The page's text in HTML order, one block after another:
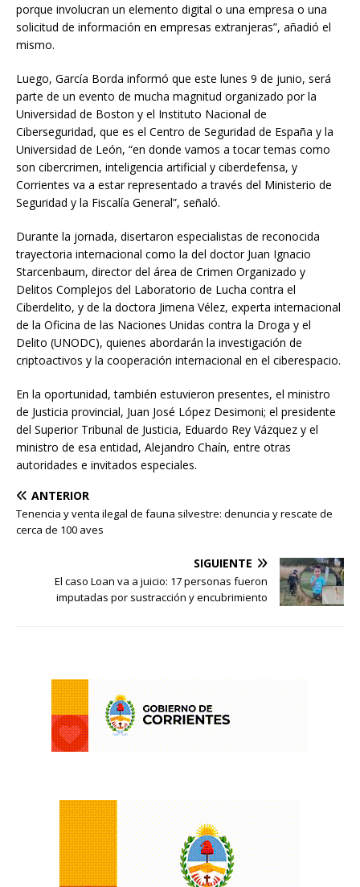
porque involucran un elemento digital o una empresa o una
solicitud de información en empresas extranjeras”, añadió el
mismo.
Luego, García Borda informó que este lunes 9 de junio, será
parte de un evento de mucha magnitud organizado por la
Universidad de Boston y el Instituto Nacional de
Ciberseguridad, que es el Centro de Seguridad de España y la
Universidad de León, “en donde vamos a tocar temas como
son cibercrimen, inteligencia artificial y ciberdefensa, y
Corrientes va a estar representado a través del Ministerio de
Seguridad y la Fiscalía General”, señaló.
Durante la jornada, disertaron especialistas de reconocida
trayectoria internacional como la del doctor Juan Ignacio
Starcenbaum, director del área de Crimen Organizado y
Delitos Complejos del Laboratorio de Lucha contra el
Ciberdelito, y de la doctora Jimena Vélez, experta internacional
de la Oficina de las Naciones Unidas contra la Droga y el
Delito (UNODC), quienes abordarán la investigación de
criptoactivos y la cooperación internacional en el ciberespacio.
En la oportunidad, también estuvieron presentes, el ministro
de Justicia provincial, Juan José López Desimoni; el presidente
del Superior Tribunal de Justicia, Eduardo Rey Vázquez y el
ministro de esa entidad, Alejandro Chaín, entre otras
autoridades e invitados especiales.
ANTERIOR
Tenencia y venta ilegal de fauna silvestre: denuncia y rescate de
cerca de 100 aves
SIGUIENTE
El caso Loan va a juicio: 17 personas fueron
imputadas por sustracción y encubrimiento